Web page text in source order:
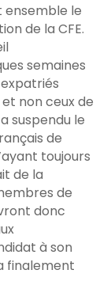
ensemble le
de la CFE.
semaines
non ceux de
suspendu le
de
toujours
de la
de
donc
à son
finalement